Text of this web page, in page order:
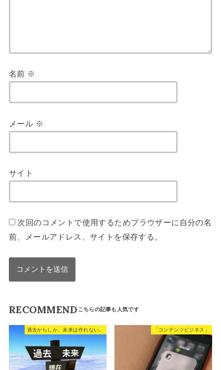
名前 ※
メール ※
サイト
次回のコメントで使用するためブラウザーに自分の名
前、メールアドレス、サイトを保存する。
RECOMMEND
過去からしか、未来は作れない。 「コンテンツビジネス」